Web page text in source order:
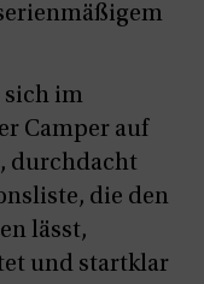
sich im
Camper auf
durchdacht
die den
lässt,
und startklar